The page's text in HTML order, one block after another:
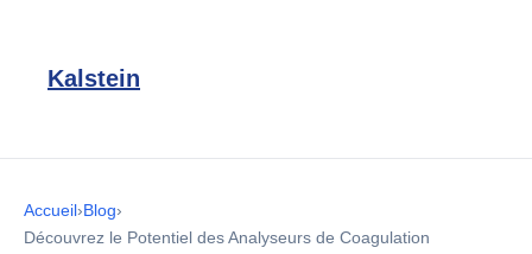
Kalstein
Accueil›Blog›
Découvrez le Potentiel des Analyseurs de Coagulation